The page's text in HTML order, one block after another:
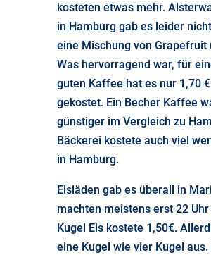
kosteten etwas mehr.
in Hamburg gab es leider
eine Mischung von Grapefruit
Was hervorragend war, für
guten Kaffee hat es nur 1,70 €
gekostet. Ein Becher Kaffee
günstiger im Vergleich zu
Bäckerei kostete auch viel
in Hamburg.
Eisläden gab es überall in
machten meistens erst 22 Uhr
Kugel Eis kostete 1,50€.
eine Kugel wie vier Kugel aus.